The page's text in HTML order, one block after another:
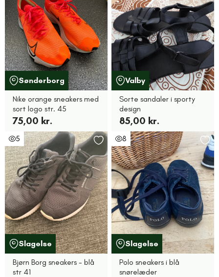
Sønderborg
Nike orange sneakers med
sort logo str. 45
75,00 kr.
Valby
Sorte sandaler i sporty
design
85,00 kr.
5
Slagelse
Bjørn Borg sneakers - blå
str 41
8
Slagelse
Polo sneakers i blå
snørelæder